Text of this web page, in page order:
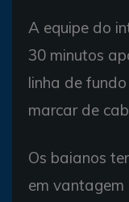
A equipe do
30 minutos
linha de
marcar de
Os baianos
em vantagem